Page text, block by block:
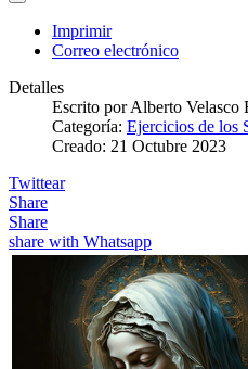
Imprimir
Correo electrónico
Detalles
Escrito porAlberto Velasco
Categoría: Ejercicios de los
Creado: 21 Octubre 2023
Twittear
Share
Share
share with Whatsapp